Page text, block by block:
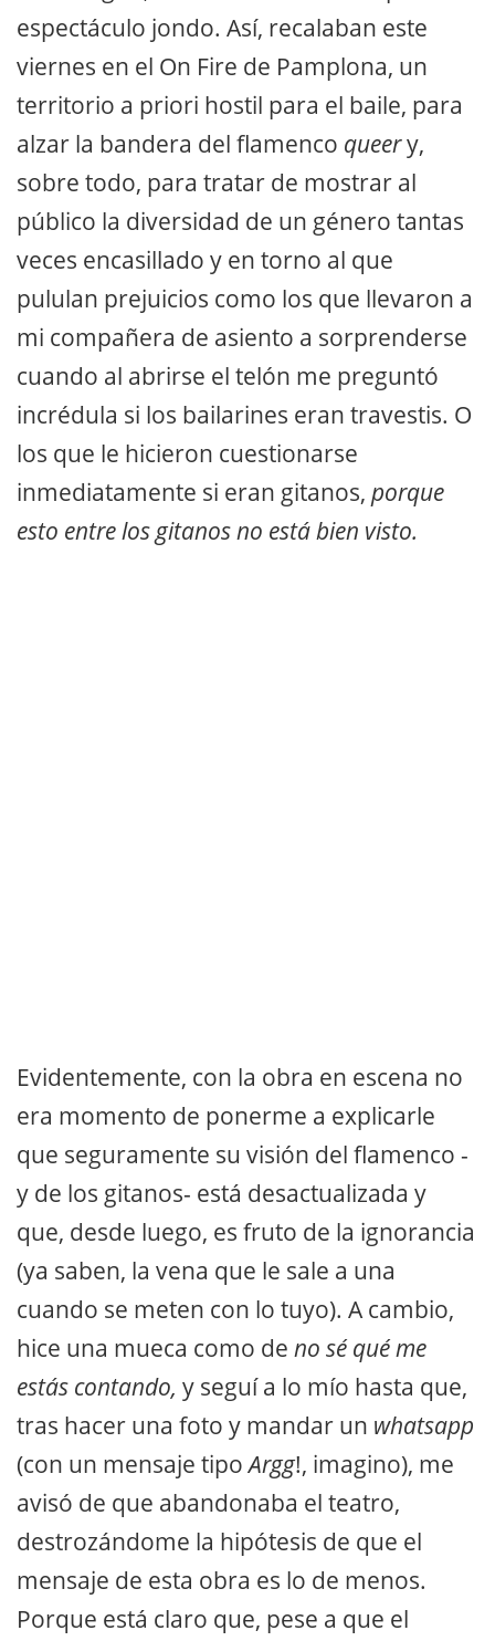
espectáculo jondo. Así, recalaban este
viernes en el On Fire de Pamplona, un
territorio a priori hostil para el baile, para
alzar la bandera del flamenco queery,
sobre todo, para tratar de mostrar al
público la diversidad de un género tantas
veces encasillado y en torno al que
pululan prejuicios como los que llevaron a
mi compañera de asiento a sorprenderse
cuando al abrirse el telón me preguntó
incrédula si los bailarines eran travestis. O
los que le hicieron cuestionarse
inmediatamente si eran gitanos, porque
esto entre los gitanos no está bien visto.
Evidentemente, con la obra en escena no
era momento de ponerme a explicarle
que seguramente su visión del flamenco -
y de los gitanos- está desactualizada y
que, desde luego, es fruto de la ignorancia
(ya saben, la vena que le sale a una
cuando se meten con lo tuyo). A cambio,
hice una mueca como de no sé qué me
estás contando, y seguí a lo mío hasta que,
tras hacer una foto y mandar un whatsapp
(con un mensaje tipoArgg!, imagino), me
avisó de que abandonaba el teatro,
destrozándome la hipótesis de que el
mensaje de esta obra es lo de menos.
Porque está claro que, pese a que el